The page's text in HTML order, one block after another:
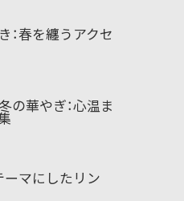
：春を纏うアクセ
の華やぎ：心温ま
ーマにしたリン